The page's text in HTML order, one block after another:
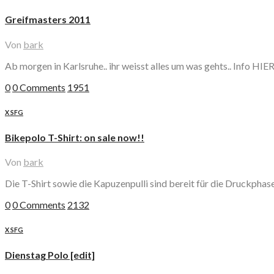
Greifmasters 2011
Von bark
Ab morgen in Karlsruhe.. ihr weisst alles um was gehts.. Info HIER.
00 Comments 1951
X SFG
Bikepolo T-Shirt: on sale now!!
Von bark
Die T-Shirt sowie die Kapuzenpulli sind bereit für die
00 Comments 2132
X SFG
Dienstag Polo [edit]